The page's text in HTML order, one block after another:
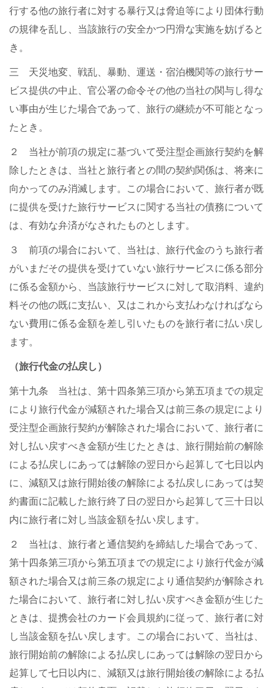
行する他の旅行者に対する暴行又は脅迫等により団体行動
の規律を乱し、当該旅行の安全かつ円滑な実施を妨げると
き。
三 天災地変、戦乱、暴動、運送・宿泊機関等の旅行サー
ビス提供の中止、官公署の命令その他の当社の関与し得な
い事由が生じた場合であって、旅行の継続が不可能となっ
たとき。
２ 当社が前項の規定に基づいて受注型企画旅行契約を解
除したときは、当社と旅行者との間の契約関係は、将来に
向かってのみ消滅します。この場合において、旅行者が既
に提供を受けた旅行サービスに関する当社の債務について
は、有効な弁済がなされたものとします。
３ 前項の場合において、当社は、旅行代金のうち旅行者
がいまだその提供を受けていない旅行サービスに係る部分
に係る金額から、当該旅行サービスに対して取消料、違約
料その他の既に支払い、又はこれから支払わなければなら
ない費用に係る金額を差し引いたものを旅行者に払い戻し
ます。
（旅行代金の払戻し）
第十九条 当社は、第十四条第三項から第五項までの規定
により旅行代金が減額された場合又は前三条の規定により
受注型企画旅行契約が解除された場合において、旅行者に
対し払い戻すべき金額が生じたときは、旅行開始前の解除
による払戻しにあっては解除の翌日から起算して七日以内
に、減額又は旅行開始後の解除による払戻しにあっては契
約書面に記載した旅行終了日の翌日から起算して三十日以
内に旅行者に対し当該金額を払い戻します。
２ 当社は、旅行者と通信契約を締結した場合であって、
第十四条第三項から第五項までの規定により旅行代金が減
額された場合又は前三条の規定により通信契約が解除され
た場合において、旅行者に対し払い戻すべき金額が生じた
ときは、提携会社のカード会員規約に従って、旅行者に対
し当該金額を払い戻します。この場合において、当社は、
旅行開始前の解除による払戻しにあっては解除の翌日から
起算して七日以内に、減額又は旅行開始後の解除による払